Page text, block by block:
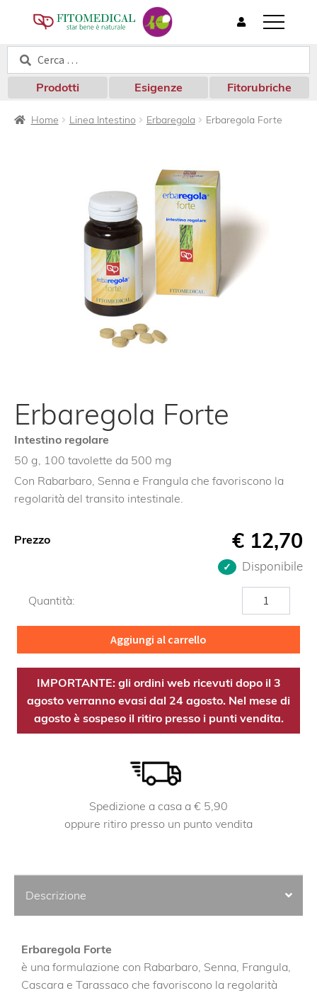
T
o
g
l
e
n
a
Cerca:
Cerca
Prodotti Esigenze Fitorubriche
Home Linea Intestino Erbaregola Erbaregola Forte
Erbaregola Forte
Intestino regolare
50 g, 100 tavolette da 500 mg
Con Rabarbaro, Senna e Frangula che favoriscono la
regolarità del transito intestinale.
Prezzo € 12,70
Disponibile
Quantità:
Erbaregola
Forte
quantità
Aggiungi al carrello
IMPORTANTE: gli ordini web ricevuti dopo il 3
agosto verranno evasi dal 24 agosto. Nel mese di
agosto è sospeso il ritiro presso i punti vendita.
Spedizione a casa a € 5,90
oppure ritiro presso un punto vendita
Descrizione
Erbaregola Forte
è una formulazione con Rabarbaro, Senna, Frangula,
Cascara e Tarassaco che favoriscono la regolarità